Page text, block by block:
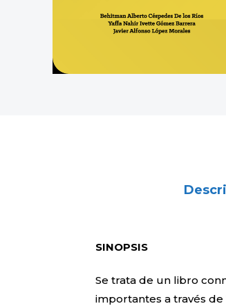
SINOPSIS
Se trata de un libro
importantes a través